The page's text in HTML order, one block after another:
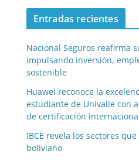
Entradas recientes
Nacional Seguros reafirma
impulsando inversión,
sostenible
Huawei reconoce la
estudiante de Univalle con
de certificación
IBCE revela los sectores
boliviano